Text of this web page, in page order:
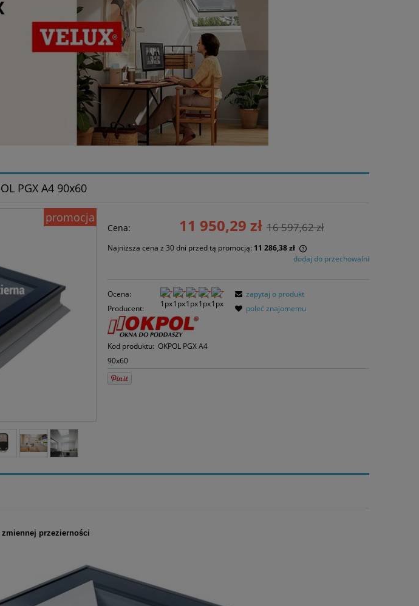
PGX A4 90x60
promocja
Cena: 11 950,29 zł 16 597,62 zł
Najniższa cena z 30 dni przed tą promocją: 11 286,38 zł
30 dni, wyświetlana jest najniższa cena od
momentu, kiedy produkt pojawił się w
sprzedaży.
dodaj do przechowalni
Ocena:
Producent:
Kod produktu: OKPOL PGX A4
90x60
zapytaj o produkt
poleć znajomemu
zmiennej przezierności